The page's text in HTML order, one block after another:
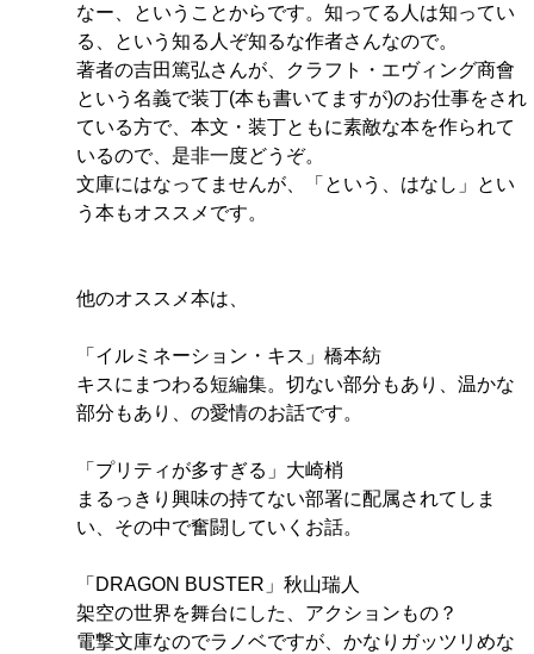
なー、ということからです。知ってる人は知ってい
る、という知る人ぞ知るな作者さんなので。
著者の吉田篤弘さんが、クラフト・エヴィング商會
という名義で装丁(本も書いてますが)のお仕事をされ
ている方で、本文・装丁ともに素敵な本を作られて
いるので、是非一度どうぞ。
文庫にはなってませんが、「という、はなし」とい
う本もオススメです。
他のオススメ本は、
「イルミネーション・キス」橋本紡
キスにまつわる短編集。切ない部分もあり、温かな
部分もあり、の愛情のお話です。
「プリティが多すぎる」大崎梢
まるっきり興味の持てない部署に配属されてしま
い、その中で奮闘していくお話。
「DRAGON BUSTER」秋山瑞人
架空の世界を舞台にした、アクションもの？
電撃文庫なのでラノベですが、かなりガッツリめな